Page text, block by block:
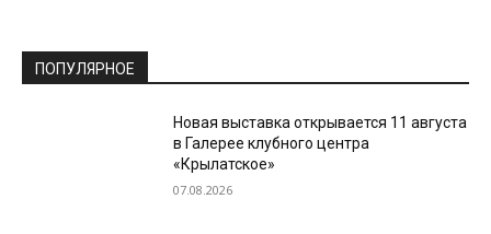
ПОПУЛЯРНОЕ
Новая выставка открывается 11 августа
в Галерее клубного центра
«Крылатское»
07.08.2026